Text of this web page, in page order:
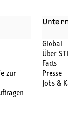
zur
Global
Über
Facts
Presse
Jobs &